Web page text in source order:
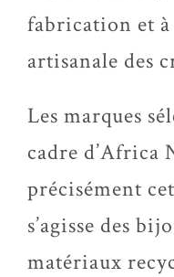
fabrication et
artisanale des
Les marques
cadre
précisément
s’agisse des
matériaux